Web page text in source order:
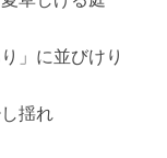
ばあり」に
樹影少し